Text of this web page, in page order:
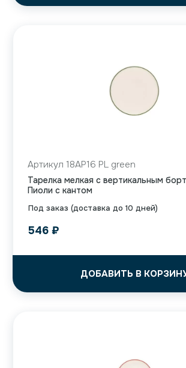
Под заказ (доставка до 10 дней)
Артикул 18AP16 PL green
Тарелка мелкая с вертикальным
Пиоли с кантом
546 ₽
ДОБАВИТЬ В